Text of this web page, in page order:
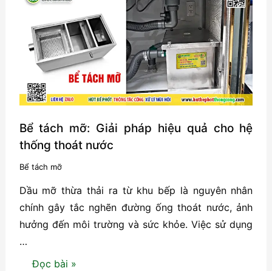
Bể tách mỡ: Giải pháp hiệu quả cho hệ
thống thoát nước
Bể tách mỡ
Dầu mỡ thừa thải ra từ khu bếp là nguyên nhân
chính gây tắc nghẽn đường ống thoát nước, ảnh
hưởng đến môi trường và sức khỏe. Việc sử dụng
…
Bể
Đọc bài »